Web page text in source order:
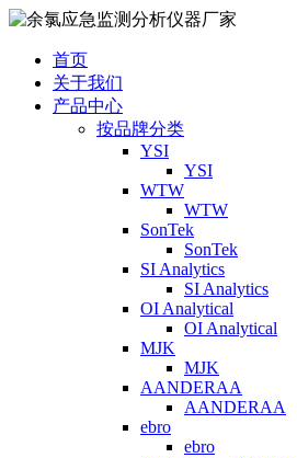
首页
关于我们
产品中心
按品牌分类
YSI
YSI
WTW
WTW
SonTek
SonTek
SI Analytics
SI Analytics
OI Analytical
OI Analytical
MJK
MJK
AANDERAA
AANDERAA
ebro
ebro